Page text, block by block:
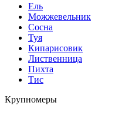
Ель
Можжевельник
Сосна
Туя
Кипарисовик
Лиственница
Пихта
Тис
Крупномеры